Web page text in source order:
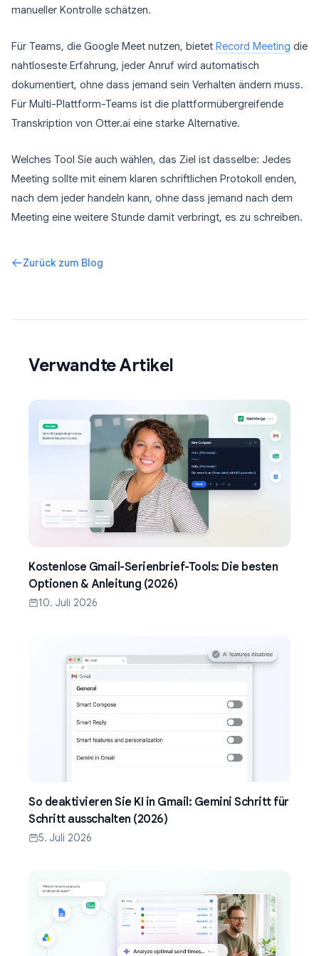
manueller Kontrolle schätzen.
Für Teams, die Google Meet nutzen, bietet Record Meeting die
nahtloseste Erfahrung, jeder Anruf wird automatisch
dokumentiert, ohne dass jemand sein Verhalten ändern muss.
Für Multi-Plattform-Teams ist die plattformübergreifende
Transkription von Otter.ai eine starke Alternative.
Welches Tool Sie auch wählen, das Ziel ist dasselbe: Jedes
Meeting sollte mit einem klaren schriftlichen Protokoll enden,
nach dem jeder handeln kann, ohne dass jemand nach dem
Meeting eine weitere Stunde damit verbringt, es zu schreiben.
Zurück zum Blog
Verwandte Artikel
Kostenlose Gmail-Serienbrief-Tools: Die besten
Optionen & Anleitung (2026)
10. Juli 2026
So deaktivieren Sie KI in Gmail: Gemini Schritt für
Schritt ausschalten (2026)
5. Juli 2026